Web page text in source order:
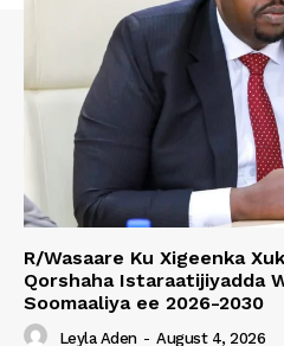
R/Wasaare Ku Xigeenka
Qorshaha Istaraatijiyadda
Soomaaliya ee 2026-2030
Leyla Aden - August 4, 2026